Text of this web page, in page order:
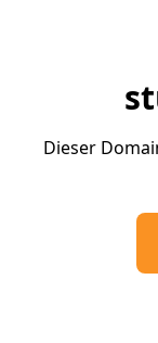
Dieser